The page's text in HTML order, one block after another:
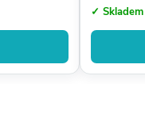
✓ Skladem